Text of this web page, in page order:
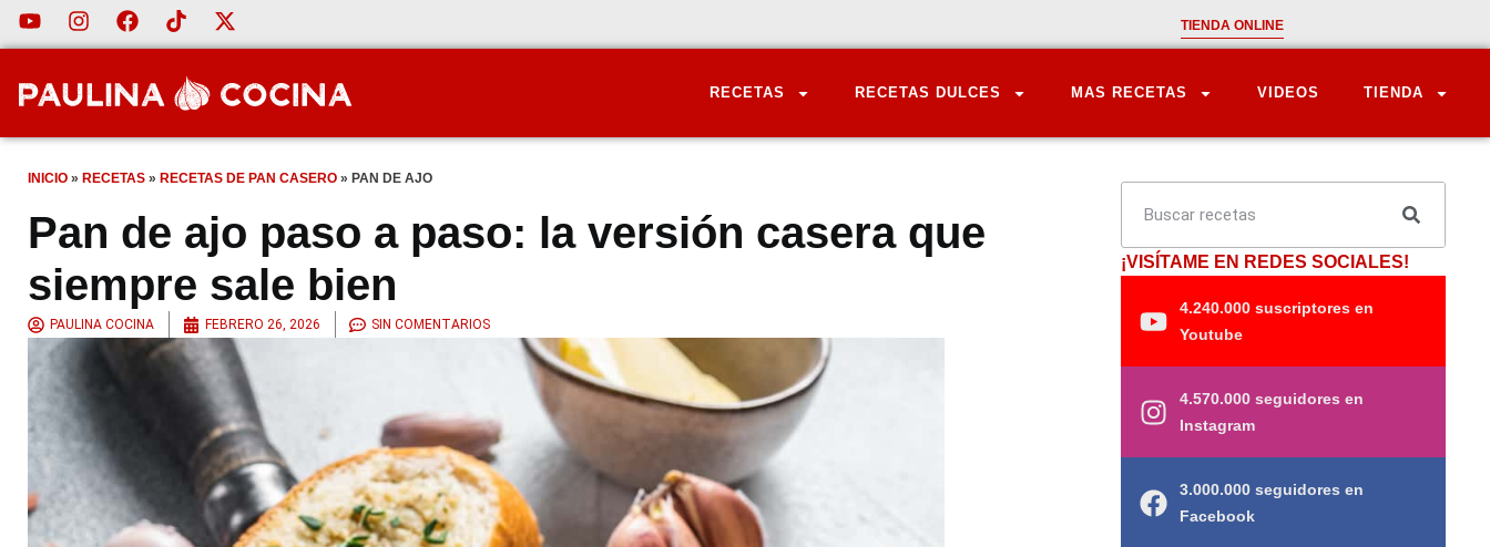
TIENDA ONLINE
RECETAS RECETAS DULCES MAS RECETAS VIDEOS TIENDA
INICIO » RECETAS » RECETAS DE PAN CASERO » PAN DE AJO
Pan de ajo paso a paso: la versión casera que
siempre sale bien
PAULINA COCINA FEBRERO 26, 2026 SIN COMENTARIOS
¡VISÍTAME EN REDES SOCIALES!
4.240.000 suscriptores en
Youtube
4.570.000 seguidores en
Instagram
3.000.000 seguidores en
Facebook